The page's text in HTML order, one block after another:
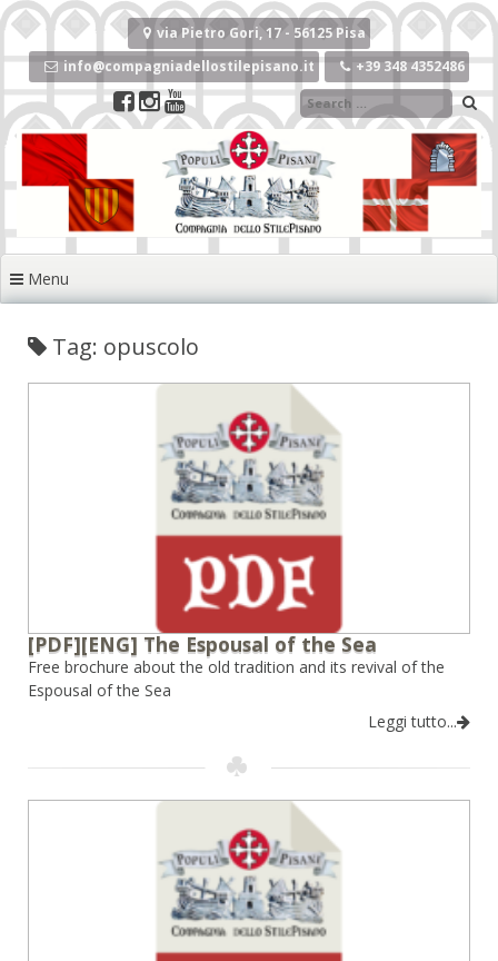
Vai
al
contenuto
via Pietro Gori, 17 - 56125 Pisa
info@compagniadellostilepisano.it
+39 348 4352486
Menu
Tag: opuscolo
[PDF][ENG] The Espousal of the Sea
Free brochure about the old tradition and its revival of the
Espousal of the Sea
Leggi tutto...